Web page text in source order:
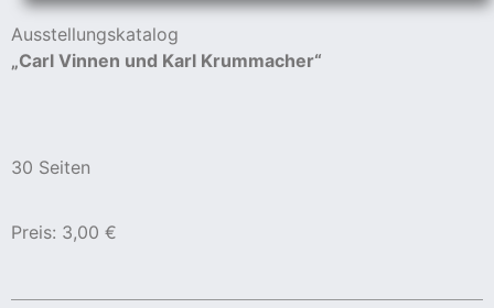
Ausstellungskatalog
„Carl Vinnen und Karl Krummacher“
30 Seiten
Preis: 3,00 €